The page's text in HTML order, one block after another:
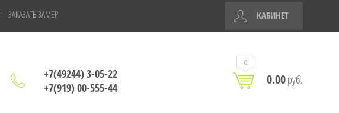
ЗАКАЗАТЬ ЗАМЕР КАБИНЕТ
+7(49244) 3-05-22
+7(919) 00-555-44
0
0.00руб.